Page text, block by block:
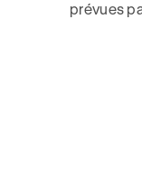
prévues